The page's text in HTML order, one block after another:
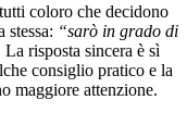
coloro che decidono
stessa: “sarò in grado di
La risposta sincera è sì
consiglio pratico e la
maggiore attenzione.